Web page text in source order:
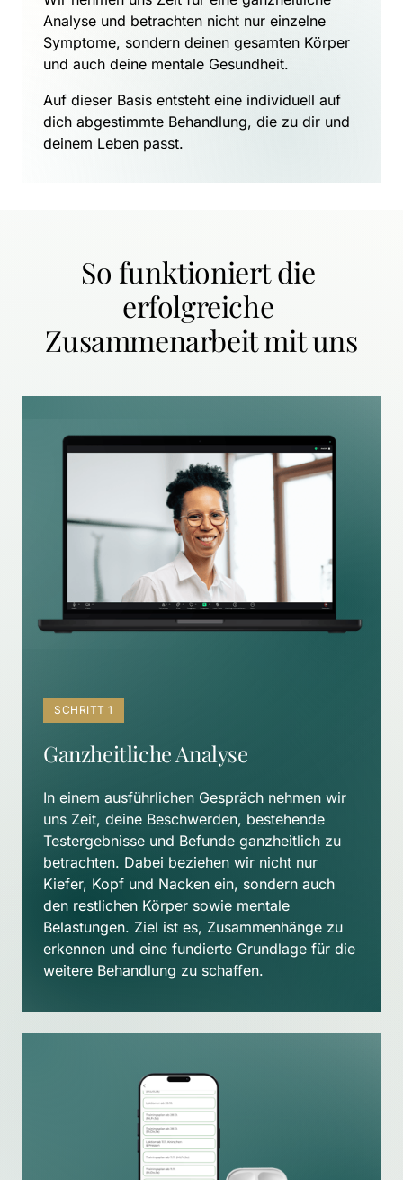
Analyse und betrachten nicht nur einzelne
Symptome, sondern deinen gesamten Körper
und auch deine mentale Gesundheit.
Auf dieser Basis entsteht eine individuell auf
dich abgestimmte Behandlung, die zu dir und
deinem Leben passt.
So funktioniert die
erfolgreiche
Zusammenarbeit mit uns
SCHRITT 1
Ganzheitliche Analyse
In einem ausführlichen Gespräch nehmen wir
uns Zeit, deine Beschwerden, bestehende
Testergebnisse und Befunde ganzheitlich zu
betrachten. Dabei beziehen wir nicht nur
Kiefer, Kopf und Nacken ein, sondern auch
den restlichen Körper sowie mentale
Belastungen. Ziel ist es, Zusammenhänge zu
erkennen und eine fundierte Grundlage für die
weitere Behandlung zu schaffen.